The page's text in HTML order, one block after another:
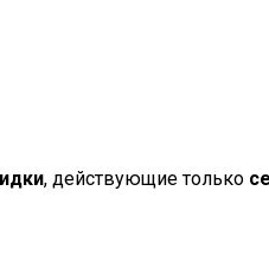
, действующие только